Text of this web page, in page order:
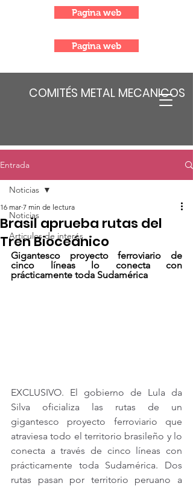
COMITÉS METAL MECANICOS
Pagina web
Pagina web
Entrada
Noticias
Articulos de interés
Noticias
Brasil aprueba rutas del
Tren Bioceánico
16 mar 7 min de lectura
Gigantesco proyecto ferroviario de
cinco líneas lo conecta con
prácticamente toda Sudamérica
EXCLUSIVO. El gobierno de Lula da
Silva oficializa las rutas de un
gigantesco proyecto ferroviario que
atraviesa todo el territorio brasileño y lo
conecta a través de cinco líneas con
prácticamente toda Sudamérica. Dos
rutas pasan por territorio peruano a